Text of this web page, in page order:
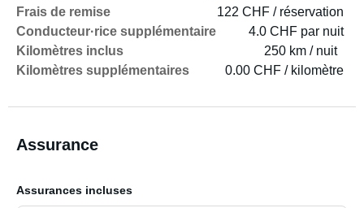
Frais de remise
122 CHF / réservation
Conducteur·rice supplémentaire
4.0 CHF par nuit
Kilomètres inclus
250 km / nuit
Kilomètres supplémentaires
0.00 CHF / kilomètre
Assurance
Assurances incluses